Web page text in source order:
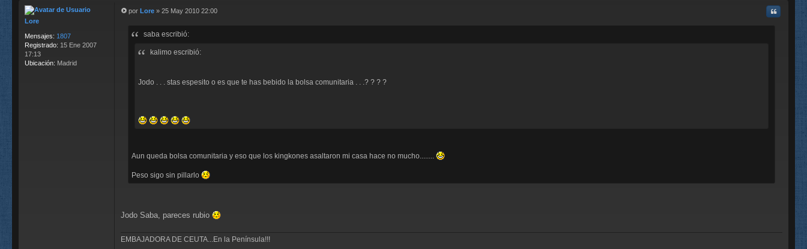
ba
Lore
Mensajes: 1807
Registrado: 15 Ene 2007
17:13
Ubicación: Madrid
Citar
por Lore » 25 May 2010 22:00
saba escribió:
kalimo escribió:
Jodo . . . stas espesito o es que te has bebido la bolsa comunitaria . . .? ? ? ?
Aun queda bolsa comunitaria y eso que los kingkones asaltaron mi casa hace no mucho........
Peso sigo sin pillarlo
Jodo Saba, pareces rubio
EMBAJADORA DE CEUTA...En la Península!!!